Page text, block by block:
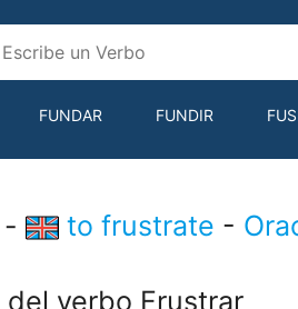
FUNDAR FUNDIR
to frustrate -
verbo Frustrar